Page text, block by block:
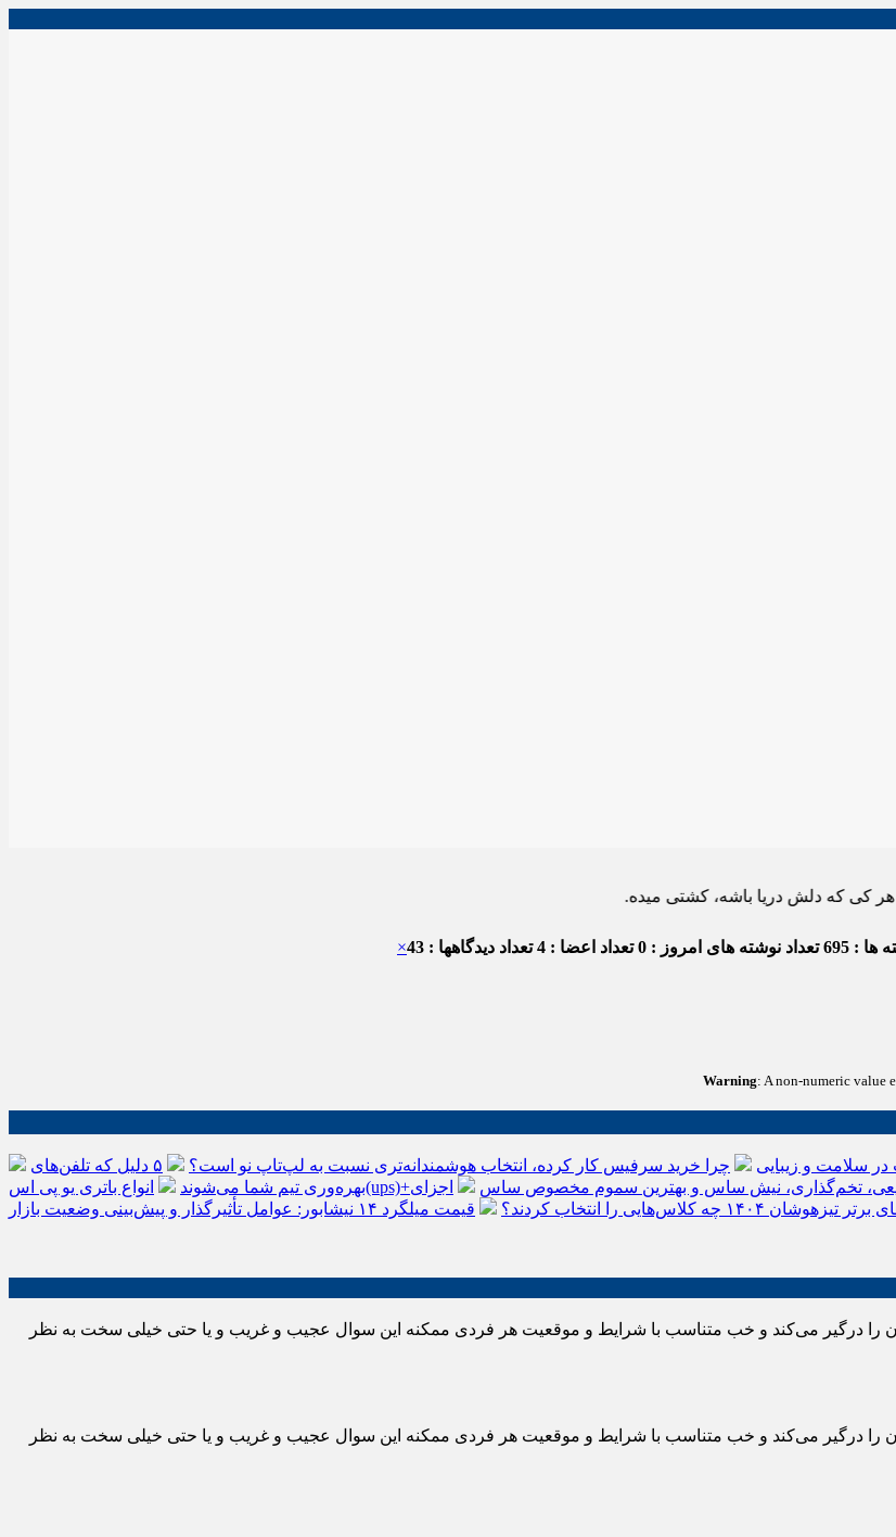
دلش دریا باشه، کشتی میده.
: 695 تعداد نوشته های امروز : 0 تعداد اعضا : 4 تعداد دیدگاهها : 43 ×
Warning: A non-numeric value
سلامت و زیبایی چرا خرید سرفیس کار کرده، انتخاب هوشمندانه‌تری نسبت به لپ‌تاپ نو است؟
۵ دلیل که تلفن‌های IP سیسکو باعث افزایش
بهره‌وری تیم شما می‌شوند
تخم‌گذاری، نیش ساس و بهترین سموم مخصوص ساس
اجزای
۱۴۰۴ چه کلاس‌هایی را انتخاب کردند؟ قیمت میلگرد ۱۴ نیشابور: عوامل تأثیرگذار و پیش‌بینی وضعیت بازار
را درگیر می‌کند و خب متناسب با شرایط و موقعیت هر فردی ممکنه این سوال عجیب و غریب و یا حتی خیلی سخت به نظر
را درگیر می‌کند و خب متناسب با شرایط و موقعیت هر فردی ممکنه این سوال عجیب و غریب و یا حتی خیلی سخت به نظر